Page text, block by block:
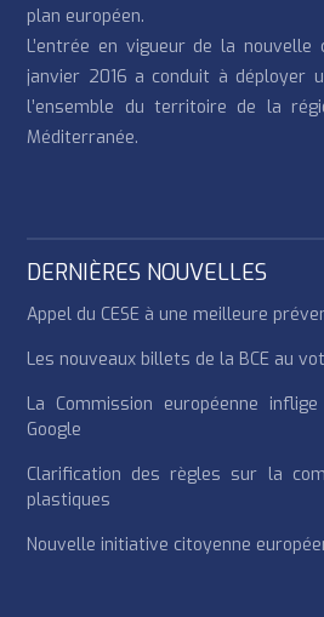
plan européen.
L’entrée en vigueur de la
janvier 2016 a conduit à déployer
l’ensemble du territoire de la
Méditerranée.
DERNIÈRES NOUVELLES
Appel du CESE à une meilleure
Les nouveaux billets de la BCE au
La Commission européenne
Google
Clarification des règles sur la
plastiques
Nouvelle initiative citoyenne